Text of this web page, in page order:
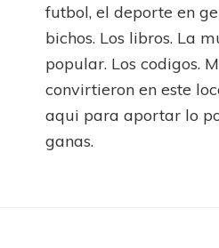
futbol, el deporte en
bichos. Los libros. La
popular. Los codigos.
convirtieron en este
aqui para aportar lo
ganas.